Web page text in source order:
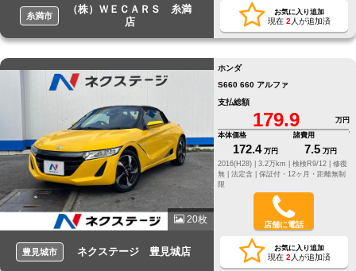
糸満市
（株）ＷＥＣＡＲＳ 糸満
店
お気に入り追加
現在 2 人が追加済
20枚
豊見城市 ネクステージ 豊見城店
ホンダ
S660 660 アルファ
支払総額
179.9
万円
本体価格
172.4 万円
諸費用
7.5 万円
2016(H28) |
3.2万km | 検検R9/12 | 修復
無 | 法定含 | 保証付・12ヶ月・距離無制
限
店舗に電話
お気に入り追加
現在 2 人が追加済